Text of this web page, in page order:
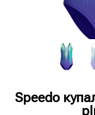
Speedo